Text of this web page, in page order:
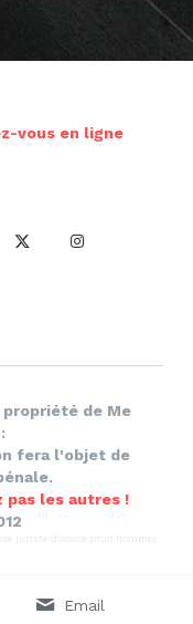
vous en ligne
de Me
fera l'objet de
pas les autres !
Email